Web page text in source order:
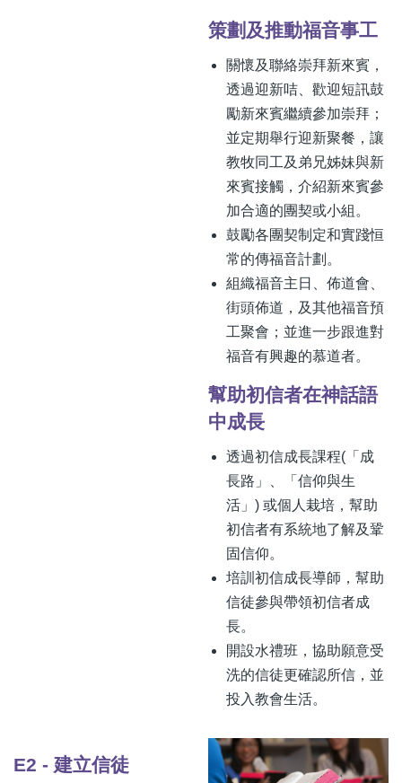
策劃及推動福音事工
關懷及聯絡崇拜新來賓，
透過迎新咭、歡迎短訊鼓
勵新來賓繼續參加崇拜；
並定期舉行迎新聚餐，讓
教牧同工及弟兄姊妹與新
來賓接觸，介紹新來賓參
加合適的團契或小組。
鼓勵各團契制定和實踐恒
常的傳福音計劃。
組織福音主日、佈道會、
街頭佈道，及其他福音預
工聚會；並進一步跟進對
福音有興趣的慕道者。
幫助初信者在神話語
中成長
透過初信成長課程(「成
長路」、「信仰與生
活」) 或個人栽培，幫助
初信者有系統地了解及鞏
固信仰。
培訓初信成長導師，幫助
信徒參與帶領初信者成
長。
開設水禮班，協助願意受
洗的信徒更確認所信，並
投入教會生活。
E2 - 建立信徒